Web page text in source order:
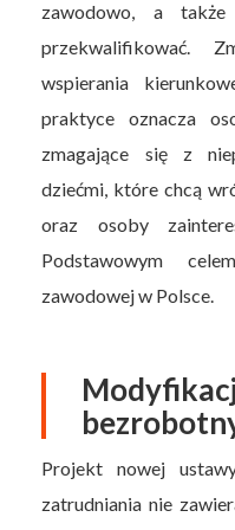
zawodowo, a
przekwalifikować.
wspierania
praktyce oznacza
zmagające się z
dziećmi, które chcą
oraz osoby
Podstawowym
zawodowej w Polsce.
Projekt nowej
zatrudniania nie